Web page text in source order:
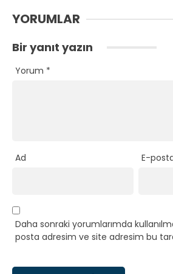
YORUMLAR
Bir yanıt yazın
Yorum *
Ad E-
Daha sonraki yorumlarımda
posta adresim ve site adresim bu